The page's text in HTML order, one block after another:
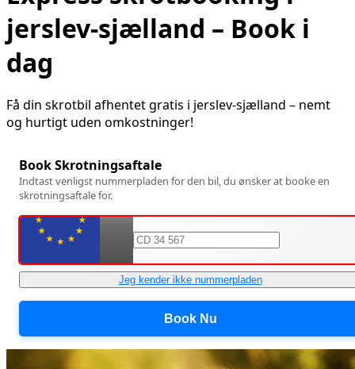
jerslev-sjælland – Book i
dag
Få din skrotbil afhentet gratis i jerslev-sjælland – nemt
og hurtigt uden omkostninger!
Book Skrotningsaftale
Indtast venligst nummerpladen for den bil, du ønsker at booke en
skrotningsaftale for.
Jeg kender ikke nummerpladen
Book Nu